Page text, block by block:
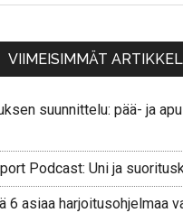
VIIMEISIMMÄT
suunnittelu: pää- ja
Podcast: Uni ja
6 asiaa harjoitusohjelmaa